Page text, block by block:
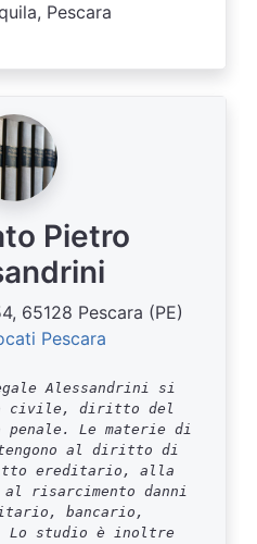
Pescara
Pietro
65128 Pescara (PE)
Pescara
Alessandrini si
civile, diritto del
Le materie di
al diritto di
ereditario, alla
risarcimento danni
bancario,
Lo studio è inoltre